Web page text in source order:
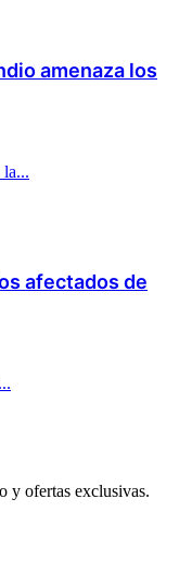
amenaza los
la...
afectados de
y ofertas exclusivas.